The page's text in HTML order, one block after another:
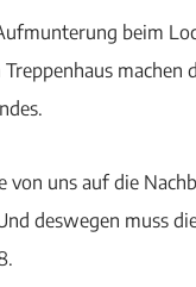
beim
machen
von uns auf die
deswegen muss